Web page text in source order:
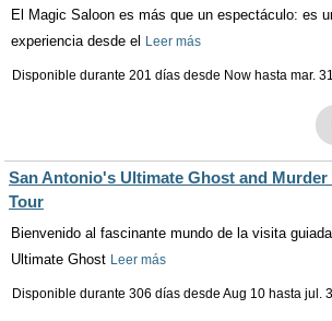
El Magic Saloon es más que un espectáculo: es
experiencia desde el
Leer más
Disponible durante 201 días desde Now hasta mar. 31
San Antonio's Ultimate Ghost and Murder
Tour
Bienvenido al fascinante mundo de la visita
Ultimate Ghost Leer más
Disponible durante 306 días desde Aug 10 hasta jul.